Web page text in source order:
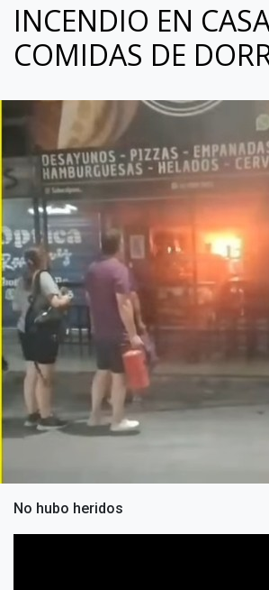
INCENDIO EN
COMIDAS DE
No hubo heridos